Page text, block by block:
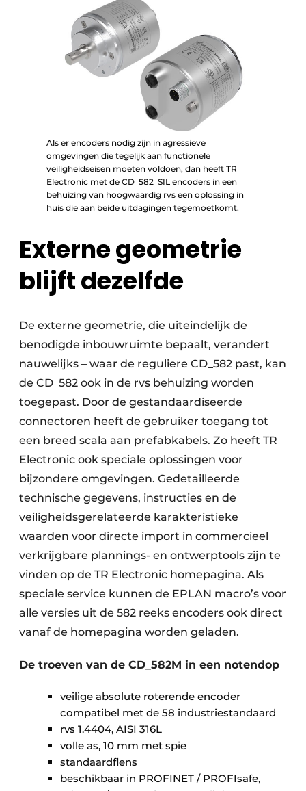
Als er encoders nodig zijn in agressieve
omgevingen die tegelijk aan functionele
veiligheidseisen moeten voldoen, dan heeft TR
Electronic met de CD_582_SIL encoders in een
behuizing van hoogwaardig rvs een oplossing in
huis die aan beide uitdagingen tegemoetkomt.
Externe geometrie
blijft dezelfde
De externe geometrie, die uiteindelijk de
benodigde inbouwruimte bepaalt, verandert
nauwelijks – waar de reguliere CD_582 past, kan
de CD_582 ook in de rvs behuizing worden
toegepast. Door de gestandaardiseerde
connectoren heeft de gebruiker toegang tot
een breed scala aan prefabkabels. Zo heeft TR
Electronic ook speciale oplossingen voor
bijzondere omgevingen. Gedetailleerde
technische gegevens, instructies en de
veiligheidsgerelateerde karakteristieke
waarden voor directe import in commercieel
verkrijgbare plannings- en ontwerptools zijn te
vinden op de TR Electronic homepagina. Als
speciale service kunnen de EPLAN macro’s voor
alle versies uit de 582 reeks encoders ook direct
vanaf de homepagina worden geladen.
De troeven van de CD_582M in een notendop
veilige absolute roterende encoder
compatibel met de 58 industriestandaard
rvs 1.4404, AISI 316L
volle as, 10 mm met spie
standaardflens
beschikbaar in PROFINET / PROFIsafe,